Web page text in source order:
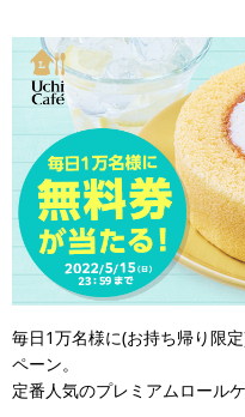
毎日1万名様に(お持ち帰り限
ペーン。
定番人気のプレミアムロール